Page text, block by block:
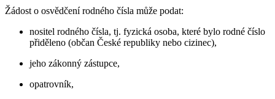
Žádost o osvědčení rodného čísla může podat:
nositel rodného čísla, tj. fyzická osoba, které bylo rodné číslo
přiděleno (občan České republiky nebo cizinec),
jeho zákonný zástupce,
opatrovník,